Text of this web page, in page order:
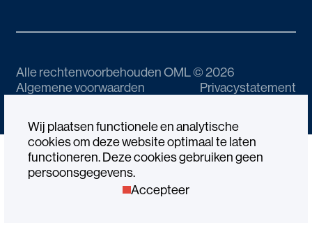
Wij plaatsen functionele en analytische
cookies om deze website optimaal te laten
functioneren. Deze cookies gebruiken geen
persoonsgegevens.
Accepteer
Alle rechtenvoorbehouden OML © 2026
Algemene voorwaarden
Privacystatement